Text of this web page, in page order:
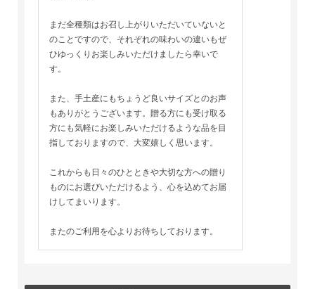
まだ全種類はお召し上がりいただいていないと
のことですので、それぞれの味わいの違いもぜ
ひゆっくりお楽しみいただけましたら幸いで
す。
また、手土産にもちょうど良いサイズとのお声
もありがとうございます。贈る方にも受け取る
方にも気軽にお楽しみいただけるような品を目
指しておりますので、大変嬉しく思います。
これからも日々のひとときや大切な方への贈り
ものにお選びいただけるよう、心を込めてお届
けしてまいります。
またのご利用を心よりお待ちしております。